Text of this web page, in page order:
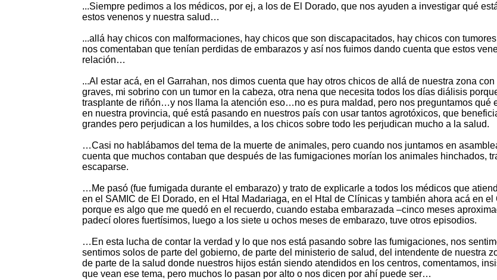
...Siempre pedimos a los médicos, por ej, a los de El Dorado, que nos ayuden a investigar qué
estos venenos y nuestra salud…
...allá hay chicos con malformaciones, hay chicos que son discapacitados, hay chicos con
nos comentaban que tenían perdidas de embarazos y así nos fuimos dando cuenta que estos
relación…
...Al estar acá, en el Garrahan, nos dimos cuenta que hay otros chicos de allá de nuestra zona
graves, mi sobrino con un tumor en la cabeza, otra nena que necesita todos los días diálisis
trasplante de riñón…y nos llama la atención eso…no es pura maldad, pero nos preguntamos qué
en nuestra provincia, qué está pasando en nuestros país con usar tantos agrotóxicos, que
grandes pero perjudican a los humildes, a los chicos sobre todo les perjudican mucho a la salud.
…Casi no hablábamos del tema de la muerte de animales, pero cuando nos juntamos en
cuenta que muchos contaban que después de las fumigaciones morían los animales hinchados,
escaparse.
…Me pasó (fue fumigada durante el embarazo) y trato de explicarle a todos los médicos que
en el SAMIC de El Dorado, en el Htal Madariaga, en el Htal de Clínicas y también ahora acá en el
porque es algo que me quedó en el recuerdo, cuando estaba embarazada –cinco meses
padecí olores fuertísimos, luego a los siete u ochos meses de embarazo, tuve otros episodios.
…En esta lucha de contar la verdad y lo que nos está pasando sobre las fumigaciones, nos
sentimos solos de parte del gobierno, de parte del ministerio de salud, del intendente de nuestra
de parte de la salud donde nuestros hijos están siendo atendidos en los centros, comentamos,
que vean ese tema, pero muchos lo pasan por alto o nos dicen por ahí puede ser…